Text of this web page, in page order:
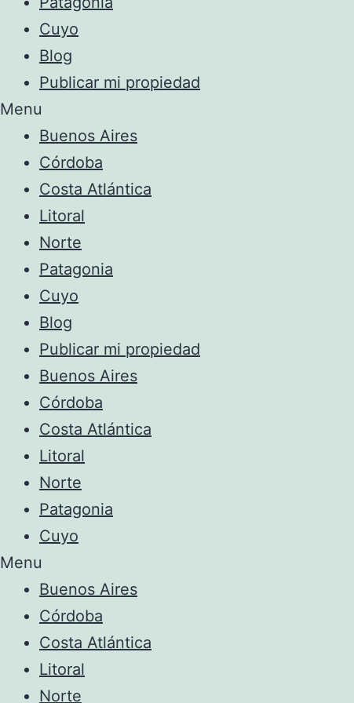
Cuyo
Blog
Publicar mi propiedad
Menu
Buenos Aires
Córdoba
Costa Atlántica
Litoral
Norte
Patagonia
Cuyo
Blog
Publicar mi propiedad
Buenos Aires
Córdoba
Costa Atlántica
Litoral
Norte
Patagonia
Cuyo
Menu
Buenos Aires
Córdoba
Costa Atlántica
Litoral
Norte